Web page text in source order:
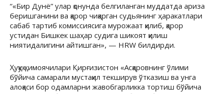
“«Бир Дунё” улар қонунда белгиланган муддатда ариза
беришганини ва қарор чиқарган судьянинг ҳаракатлари
сабаб тартиб комиссиясига мурожаат қилиб, қарор
устидан Бишкек шаҳар судига шикоят қилиш
ниятидалигини айтишган», — HRW билдирди.
Ҳуқуқ ҳимоячилари Қирғизистон «Асқаровнинг ўлими
бўйича самарали мустақил текширув ўтказиш ва унга
алоқаси бор одамларни жавобгарликка тортиш бўйича